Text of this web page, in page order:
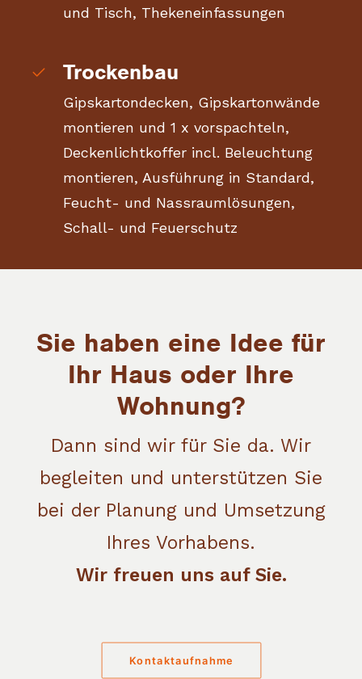
und Tisch, Thekeneinfassungen
Trockenbau
Gipskartondecken, Gipskartonwände
montieren und 1 x vorspachteln,
Deckenlichtkoffer incl. Beleuchtung
montieren, Ausführung in Standard,
Feucht- und Nassraumlösungen,
Schall- und Feuerschutz
Sie haben eine Idee für
Ihr Haus oder Ihre
Wohnung?
Dann sind wir für Sie da. Wir
begleiten und unterstützen Sie
bei der Planung und Umsetzung
Ihres Vorhabens.
Wir freuen uns auf Sie.
Kontaktaufnahme